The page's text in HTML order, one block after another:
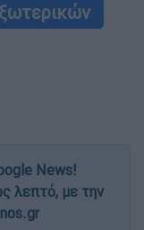
News!
λεπτό, με την